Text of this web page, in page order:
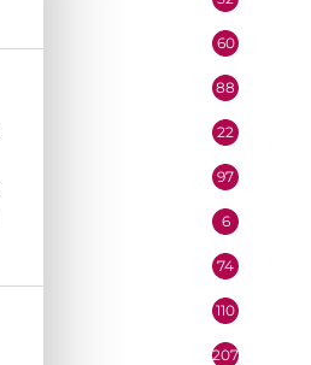
60
88
22
97
6
74
110
207